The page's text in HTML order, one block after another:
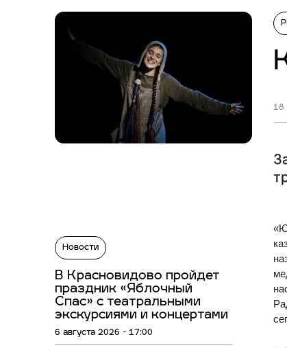
Новости
В Красновидово пройдет
праздник «Яблочный
Спас» с театральными
экскурсиями и концертами
6 августа 2026 - 17:00
18